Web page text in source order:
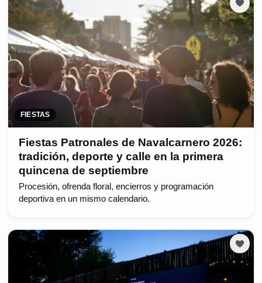
FIESTAS
Fiestas Patronales de Navalcarnero 2026:
tradición, deporte y calle en la primera
quincena de septiembre
Procesión, ofrenda floral, encierros y programación
deportiva en un mismo calendario.